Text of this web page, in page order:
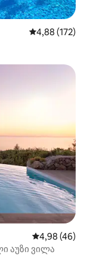
საშუალო
4,88 (172)
საშუალო
4,98 (46)
Ვილა-დეი-ლეჩი - კერძო პანორამული აუზი ვილა